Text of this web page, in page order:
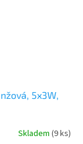
5x3W,
Skladem (9 ks)